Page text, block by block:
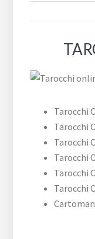
Tarocchi
Tarocchi
Tarocchi
Tarocchi
Tarocchi
Tarocchi